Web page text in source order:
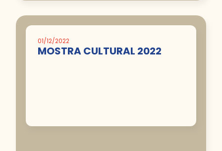
01/12/2022
MOSTRA CULTURAL 2022